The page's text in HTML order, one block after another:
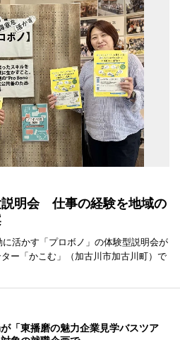
説明会 仕事の経験を地域の
活かす「プロボノ」の体験型説明会が
ー「かこむ」（加古川市加古川町）で
「東播磨の魅力企業見学バスツア